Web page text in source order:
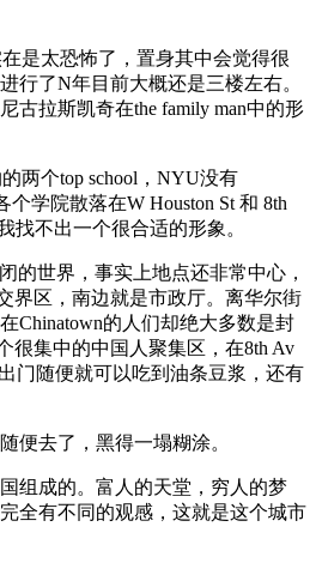
是太恐怖了，置身其中会觉得很
行了N年目前大概还是三楼左右。
古拉斯凯奇在the family man中的形
两个top school，NYU没有
个学院散落在W Houston St 和 8th
找不出一个很合适的形象。
的世界，事实上地点还非常中心，
界区，南边就是市政厅。离华尔街
Chinatown的人们却绝大多数是封
很集中的中国人聚集区，在8th Av
门随便就可以吃到油条豆浆，还有
便去了，黑得一塌糊涂。
组成的。富人的天堂，穷人的梦
全有不同的观感，这就是这个城市